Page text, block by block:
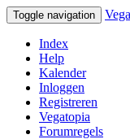
Toggle navigation
Index
Help
Kalender
Inloggen
Registreren
Vegatopia
Forumregels